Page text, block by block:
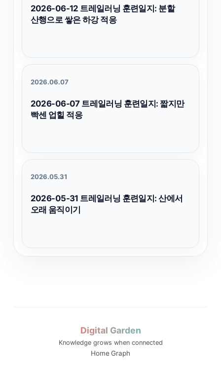
2026-06-12 트레일러닝 훈련일지: 분할
산행으로 쌓은 하강 적응
2026.06.07
2026-06-07 트레일러닝 훈련일지: 짧지만
빡센 업힐 적응
2026.05.31
2026-05-31 트레일러닝 훈련일지: 산에서
오래 움직이기
Digital Garden
Knowledge grows when connected
HomeGraph